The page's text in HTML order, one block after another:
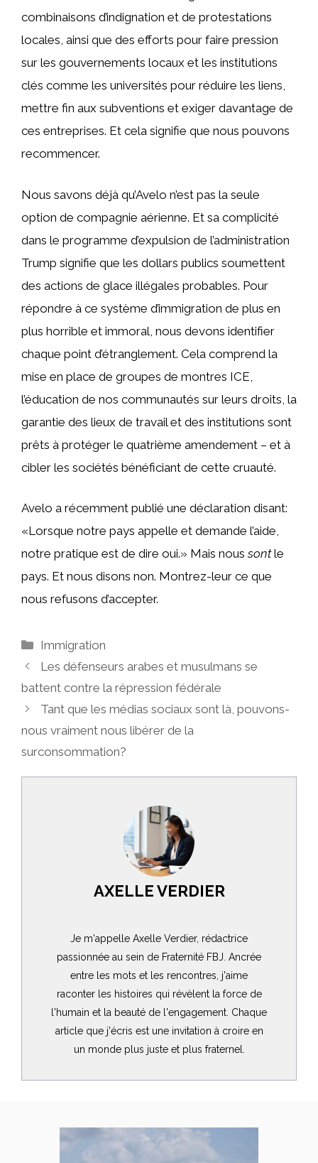
combinaisons d’indignation et de protestations
locales, ainsi que des efforts pour faire pression
sur les gouvernements locaux et les institutions
clés comme les universités pour réduire les liens,
mettre fin aux subventions et exiger davantage de
ces entreprises. Et cela signifie que nous pouvons
recommencer.
Nous savons déjà qu’Avelo n’est pas la seule
option de compagnie aérienne. Et sa complicité
dans le programme d’expulsion de l’administration
Trump signifie que les dollars publics soumettent
des actions de glace illégales probables. Pour
répondre à ce système d’immigration de plus en
plus horrible et immoral, nous devons identifier
chaque point d’étranglement. Cela comprend la
mise en place de groupes de montres ICE,
l’éducation de nos communautés sur leurs droits, la
garantie des lieux de travail et des institutions sont
prêts à protéger le quatrième amendement – et à
cibler les sociétés bénéficiant de cette cruauté.
Avelo a récemment publié une déclaration disant:
«Lorsque notre pays appelle et demande l’aide,
notre pratique est de dire oui.» Mais noussontle
pays. Et nous disons non. Montrez-leur ce que
nous refusons d’accepter.
Catégories
Immigration
Les défenseurs arabes et musulmans se
battent contre la répression fédérale
Tant que les médias sociaux sont là, pouvons-
nous vraiment nous libérer de la
surconsommation?
AXELLE VERDIER
Je m'appelle Axelle Verdier, rédactrice
passionnée au sein de Fraternité FBJ. Ancrée
entre les mots et les rencontres, j'aime
raconter les histoires qui révèlent la force de
l'humain et la beauté de l'engagement. Chaque
article que j'écris est une invitation à croire en
un monde plus juste et plus fraternel.